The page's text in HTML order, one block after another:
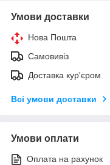
Умови доставки
Нова Пошта
Самовивіз
Доставка кур'єром
Всі умови доставки
Умови оплати
Оплата на рахунок